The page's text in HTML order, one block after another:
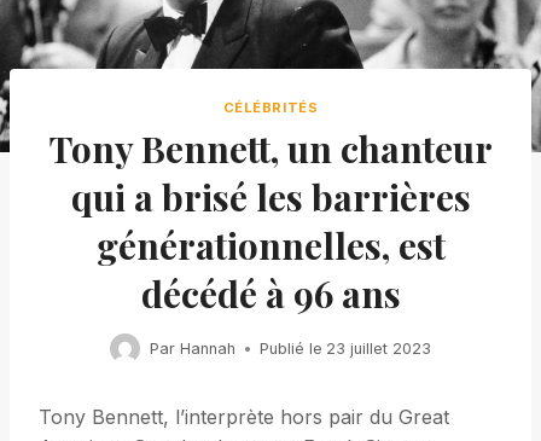
CÉLÉBRITÉS
Tony Bennett, un chanteur
qui a brisé les barrières
générationnelles, est
décédé à 96 ans
Par Hannah Publié le 23 juillet 2023
Tony Bennett, l’interprète hors pair du Great